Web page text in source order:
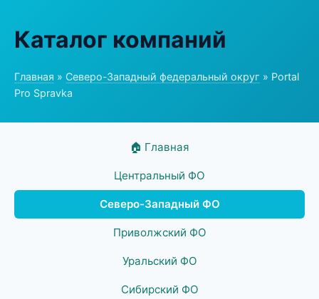
Каталог компаний
Главная » Северо-Западный федеральный округ » Portal
Pro Spravka
🏠 Главная
Центральный ФО
Северо-Западный ФО
Приволжский ФО
Уральский ФО
Сибирский ФО